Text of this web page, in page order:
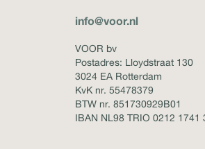
info@voor.nl
VOOR bv
Postadres: Lloydstraat 130
3024 EA Rotterdam
KvK nr. 55478379
BTW nr. 851730929B01
IBAN NL98 TRIO 0212 1741